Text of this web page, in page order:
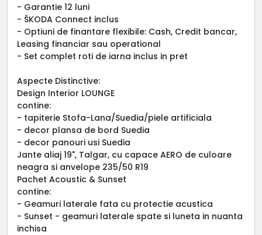
- Garantie 12 luni
- ŠKODA Connect inclus
- Optiuni de finantare flexibile: Cash, Credit bancar,
Leasing financiar sau operational
- Set complet roti de iarna inclus in pret
Aspecte Distinctive:
Design Interior LOUNGE
contine:
- tapiterie Stofa-Lana/Suedia/piele artificiala
- decor plansa de bord Suedia
- decor panouri usi Suedia
Jante aliaj 19", Talgar, cu capace AERO de culoare
neagra si anvelope 235/50 R19
Pachet Acoustic & Sunset
contine:
- Geamuri laterale fata cu protectie acustica
- Sunset - geamuri laterale spate si luneta in nuanta
inchisa